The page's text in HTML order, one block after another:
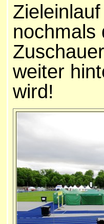
nochmals
weiter
wird!